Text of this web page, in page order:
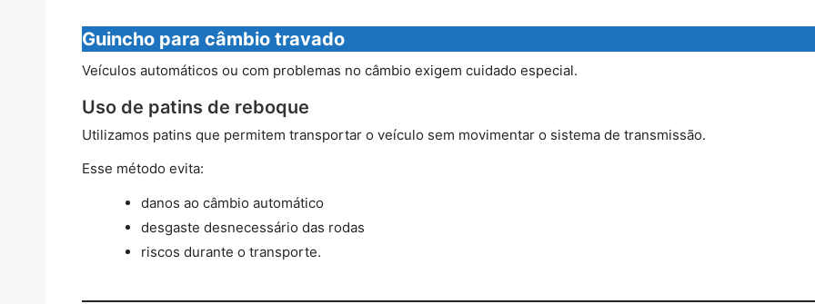
Guincho para câmbio travado
Veículos automáticos ou com problemas no câmbio exigem cuidado especial.
Uso de patins de reboque
Utilizamos patins que permitem transportar o veículo sem movimentar o sistema de transmissão.
Esse método evita:
danos ao câmbio automático
desgaste desnecessário das rodas
riscos durante o transporte.